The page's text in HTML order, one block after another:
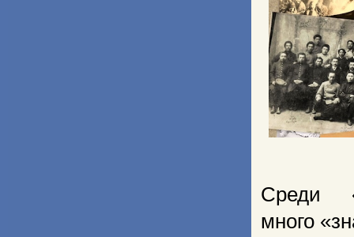
Среди
много